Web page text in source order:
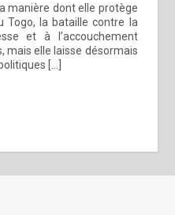
manière dont elle protège
Togo, la bataille contre la
et à l’accouchement
mais elle laisse désormais
[…]